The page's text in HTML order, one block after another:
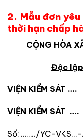
2. Mẫu đơn
thời hạn chấp
CỘNG HÒA
Độc lập
VIỆN KIỂM SÁT ….
VIỆN KIỂM SÁT ….
Số: ……../YC-